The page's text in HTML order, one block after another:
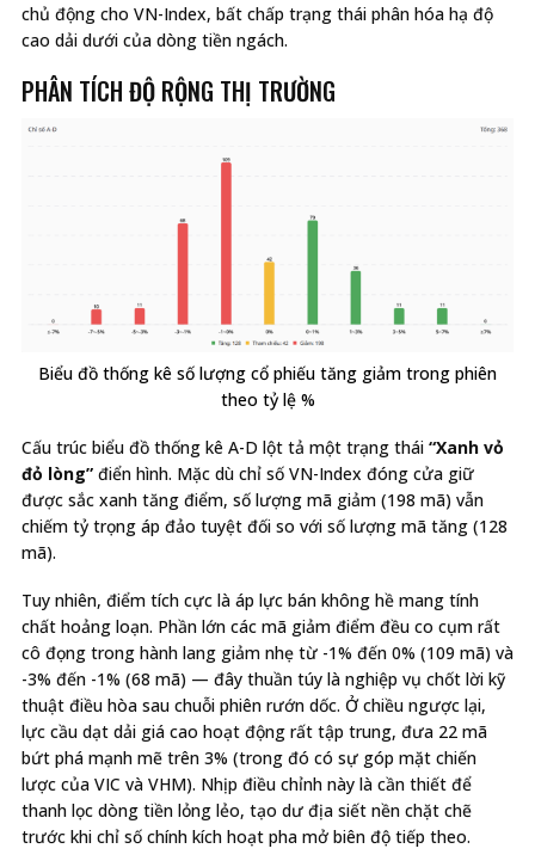
chủ động cho VN-Index, bất chấp trạng thái phân hóa hạ độ
cao dải dưới của dòng tiền ngách.
PHÂN TÍCH ĐỘ RỘNG THỊ TRƯỜNG
Biểu đồ thống kê số lượng cổ phiếu tăng giảm trong phiên
theo tỷ lệ %
Cấu trúc biểu đồ thống kê A-D lột tả một trạng thái “Xanh vỏ
đỏ lòng” điển hình. Mặc dù chỉ số VN-Index đóng cửa giữ
được sắc xanh tăng điểm, số lượng mã giảm (198 mã) vẫn
chiếm tỷ trọng áp đảo tuyệt đối so với số lượng mã tăng (128
mã).
Tuy nhiên, điểm tích cực là áp lực bán không hề mang tính
chất hoảng loạn. Phần lớn các mã giảm điểm đều co cụm rất
cô đọng trong hành lang giảm nhẹ từ -1% đến 0% (109 mã) và
-3% đến -1% (68 mã) — đây thuần túy là nghiệp vụ chốt lời kỹ
thuật điều hòa sau chuỗi phiên rướn dốc. Ở chiều ngược lại,
lực cầu dạt dải giá cao hoạt động rất tập trung, đưa 22 mã
bứt phá mạnh mẽ trên 3% (trong đó có sự góp mặt chiến
lược của VIC và VHM). Nhịp điều chỉnh này là cần thiết để
thanh lọc dòng tiền lỏng lẻo, tạo dư địa siết nền chặt chẽ
trước khi chỉ số chính kích hoạt pha mở biên độ tiếp theo.